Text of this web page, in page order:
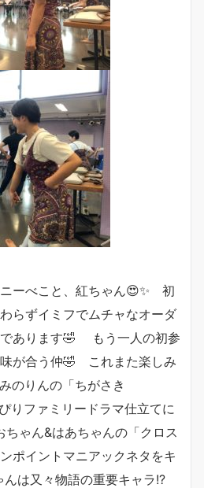
ーべこと、紅ちゃん😍✨ 初
らずイミフでムチャなオーダ
であります🤣 もう一人の初参
が合う仲🤣 これまた楽しみ
りんの「ちがさき
りファミリードラマ仕立てに
ゃん&はあちゃんの「クロス
ポイントマニアックネタをキ
は又々物語の重要キャラ!?